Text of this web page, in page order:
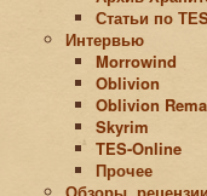
Статьи по
Интервью
Morrowind
Oblivion
Oblivion
Skyrim
TES-Online
Прочее